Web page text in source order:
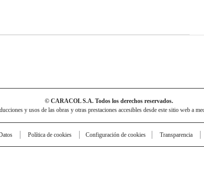
© CARACOL S.A. Todos los derechos reservados.
y usos de las obras y otras prestaciones accesibles desde este sitio web a
Política de cookies Configuración de cookies Transparencia